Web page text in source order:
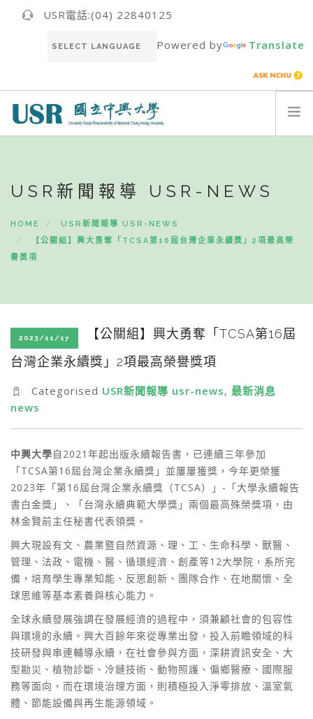
USR電話:(04) 22840125
Powered by Translate
最新消息NEWS
推動成果RESULT
USR新聞報導 USR-NEWS
HOME
USR新聞報導 USR-NEWS
【公關組】興大勇奪「TCSA第16屆台灣企業永續獎」2項最高榮
譽獎項
2023/11/17
【公關組】興大勇奪「TCSA第16屆
台灣企業永續獎」2項最高榮譽獎項
Categorised USR新聞報導 usr-news, 最新消息
news
中興大學自2021年起出版永續報告書，已連續三年參加
「TCSA第16屆台灣企業永續獎」並屢屢獲獎，今年更榮獲
2023年「第16屆台灣企業永續獎（TCSA）」-「大學永續報告
書白金獎」、「台灣永續典範大學獎」兩個最高殊榮獎項，由
林金賢前主任秘書代表領獎。
興大現設有文、農業暨自然資源、理、工、生命科學、獸醫、
管理、法政、電機、醫、循環經濟、創產等12大學院，系所完
備，培育學生專業知能、反思創新、團隊合作、在地關懷、全
球思維等基本素養與核心能力。
全球永續發展強調在發展經濟的過程中，須兼顧社會的包容性
與環境的永續。興大百餘年來從專業出發，投入前瞻領域的科
技研發與串連輔導永續，在社會參與方面，深耕資訊安全、大
型勘災、植物診斷、冷鏈技術、動物照護、偏鄉醫療、國際服
務等面向，而在環境治理方面，則積極投入淨零排放、溫室氣
體、節能設備與再生能源領域。